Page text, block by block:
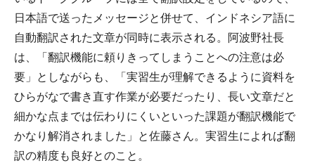
日本語で送ったメッセージと併せて、インドネシア語に
自動翻訳された文章が同時に表示される。阿波野社長
は、「翻訳機能に頼りきってしまうことへの注意は必
要」としながらも、「実習生が理解できるように資料を
ひらがなで書き直す作業が必要だったり、長い文章だと
細かな点までは伝わりにくいといった課題が翻訳機能で
かなり解消されました」と佐藤さん。実習生によれば翻
訳の精度も良好とのこと。